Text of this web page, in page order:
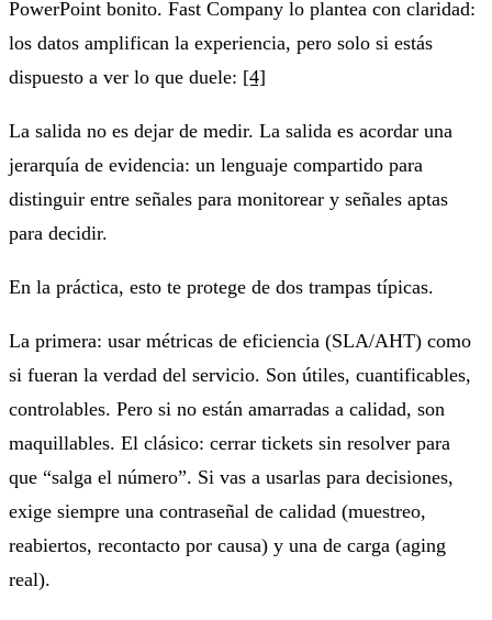
PowerPoint bonito. Fast Company lo plantea con claridad:
los datos amplifican la experiencia, pero solo si estás
dispuesto a ver lo que duele: [4]
La salida no es dejar de medir. La salida es acordar una
jerarquía de evidencia: un lenguaje compartido para
distinguir entre señales para monitorear y señales aptas
para decidir.
En la práctica, esto te protege de dos trampas típicas.
La primera: usar métricas de eficiencia (SLA/AHT) como
si fueran la verdad del servicio. Son útiles, cuantificables,
controlables. Pero si no están amarradas a calidad, son
maquillables. El clásico: cerrar tickets sin resolver para
que “salga el número”. Si vas a usarlas para decisiones,
exige siempre una contraseñal de calidad (muestreo,
reabiertos, recontacto por causa) y una de carga (aging
real).